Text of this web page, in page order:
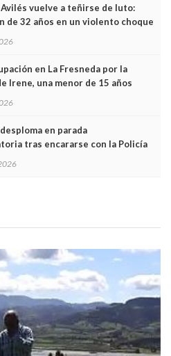
vuelve a teñirse de luto:
de 32 años en un violento choque
en La Fresneda por la
Irene, una menor de 15 años
en parada
tras encararse con la Policía